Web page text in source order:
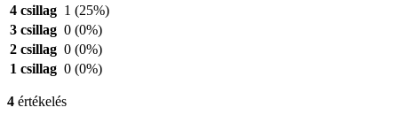
4 csillag 1 (25%)
3 csillag 0 (0%)
2 csillag 0 (0%)
1 csillag 0 (0%)
4 értékelés